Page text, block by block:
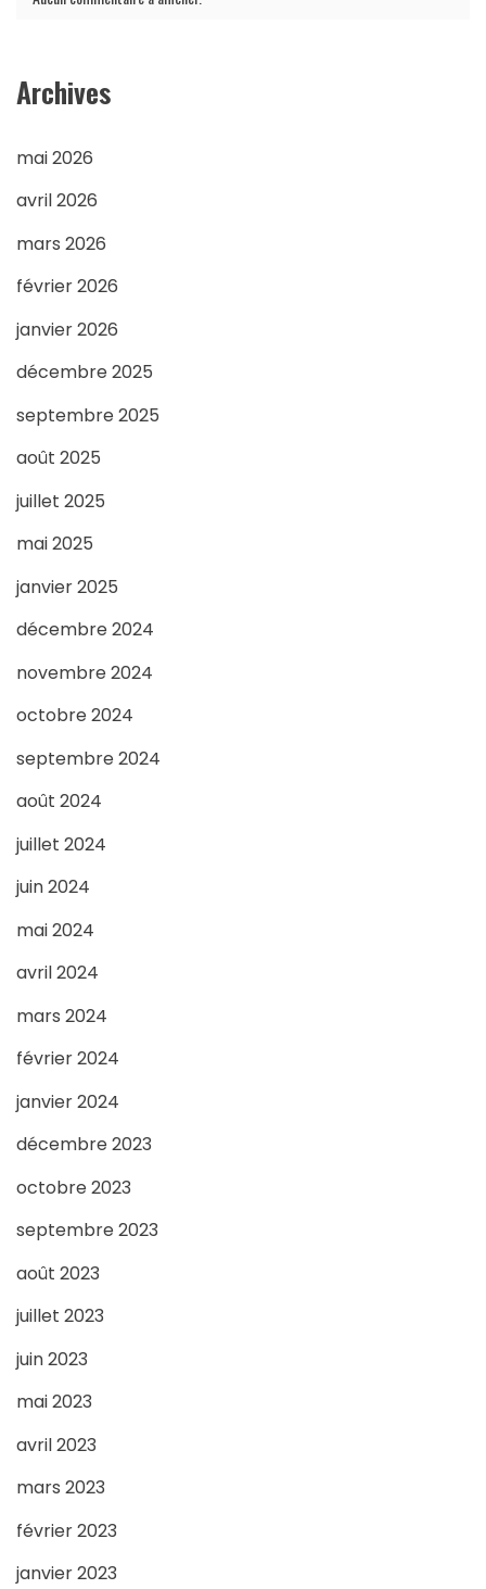
Archives
mai 2026
avril 2026
mars 2026
février 2026
janvier 2026
décembre 2025
septembre 2025
août 2025
juillet 2025
mai 2025
janvier 2025
décembre 2024
novembre 2024
octobre 2024
septembre 2024
août 2024
juillet 2024
juin 2024
mai 2024
avril 2024
mars 2024
février 2024
janvier 2024
décembre 2023
octobre 2023
septembre 2023
août 2023
juillet 2023
juin 2023
mai 2023
avril 2023
mars 2023
février 2023
janvier 2023